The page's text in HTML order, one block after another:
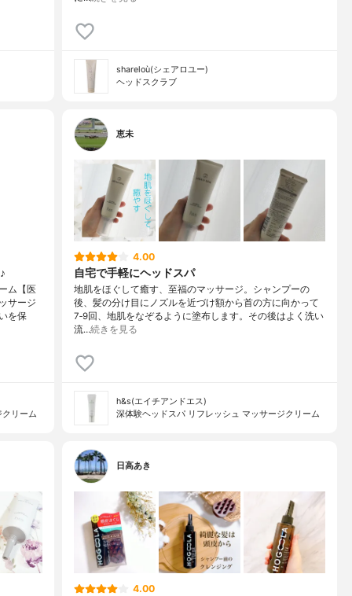
shareloù(シェアロユー)
ヘッドスクラブ
ム【医
サージ
を保
リーム
恵未
4.00
自宅で手軽にヘッドスパ
地肌をほぐして癒す、至福のマッサージ。シャンプーの
後、髪の分け目にノズルを近づけ額から首の方に向かって
7‐9回、地肌をなぞるように塗布します。その後はよく洗い
流…続きを見る
h&s(エイチアンドエス)
深体験ヘッドスパ リフレッシュ マッサージクリーム
日高あき
4.00